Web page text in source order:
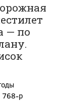
— по
768-р